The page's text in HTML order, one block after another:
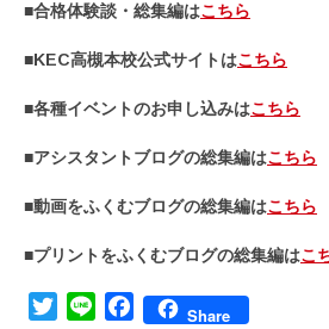
■合格体験談・総集編はこちら
■KEC高槻本校公式サイトはこちら
■各種イベントのお申し込みはこちら
■アシスタントブログの総集編はこちら
■動画をふくむブログの総集編はこちら
■プリントをふくむブログの総集編はこ
TwitterLine FacebookShare